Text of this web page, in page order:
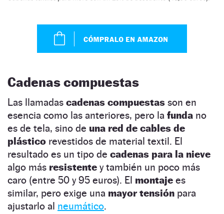
Cadenas compuestas
Las llamadas cadenas compuestas son en
esencia como las anteriores, pero la funda no
es de tela, sino de una red de cables de
plástico revestidos de material textil. El
resultado es un tipo de cadenas para la nieve
algo más resistente y también un poco más
caro (entre 50 y 95 euros). El montaje es
similar, pero exige una mayor tensión para
ajustarlo al neumático.